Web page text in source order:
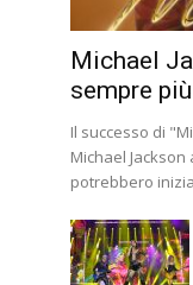
Michael
sempre
Il successo di
Michael
potrebbero